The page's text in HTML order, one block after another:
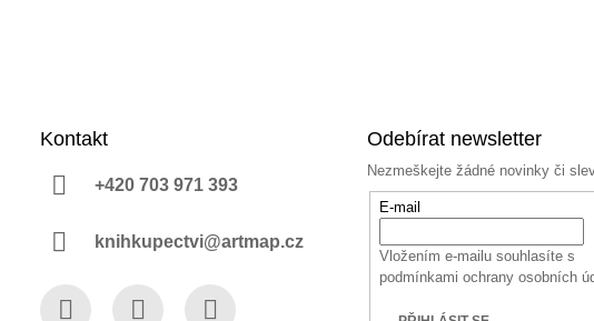
Kontakt
+420 703 971 393
knihkupectvi@artmap.cz
Odebírat newsletter
Nezmeškejte žádné novinky či
E-mail
Vložením e-mailu souhlasíte s
podmínkami ochrany osobních